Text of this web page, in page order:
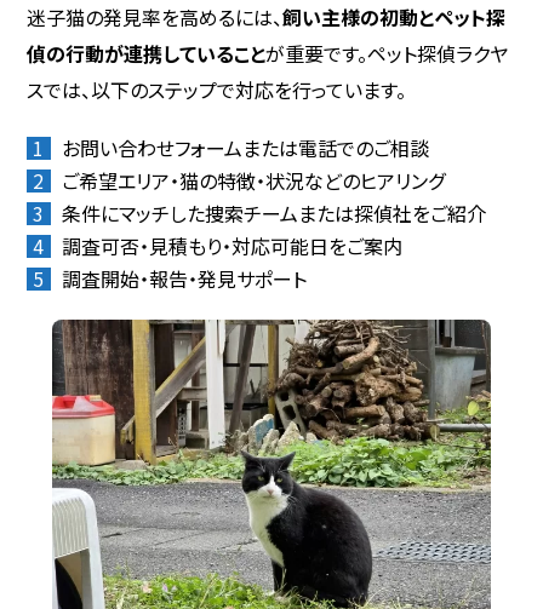
迷子猫の発見率を高めるには、飼い主様の初動とペット探
偵の行動が連携していることが重要です。ペット探偵ラクヤ
スでは、以下のステップで対応を行っています。
お問い合わせフォームまたは電話でのご相談
ご希望エリア・猫の特徴・状況などのヒアリング
条件にマッチした捜索チームまたは探偵社をご紹介
調査可否・見積もり・対応可能日をご案内
調査開始・報告・発見サポート